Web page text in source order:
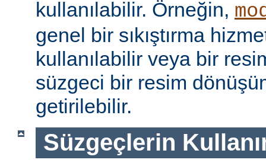
kullanılabilir. Örneğin,
genel bir sıkıştırma
kullanılabilir veya bir
süzgeci bir resim
getirilebilir.
Süzgeçlerin